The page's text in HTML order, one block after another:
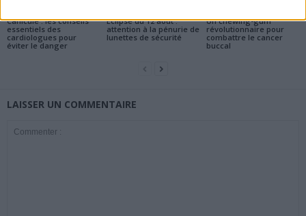
Canicule : les conseils
essentiels des
cardiologues pour
éviter le danger
Éclipse du 12 août :
attention à la pénurie de
lunettes de sécurité
Un chewing-gum
révolutionnaire pour
combattre le cancer
buccal
LAISSER UN COMMENTAIRE